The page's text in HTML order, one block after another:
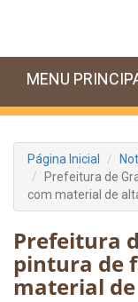
MENU
Página Inicial
Prefeitura de
com material de
Prefeitura
pintura de
material